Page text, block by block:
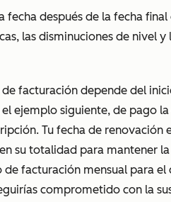
fecha después de la fecha
las disminuciones de nivel
facturación depende del
ejemplo siguiente, de pago
Tu fecha de renovación
su totalidad para mantener
de facturación mensual para
comprometido con la